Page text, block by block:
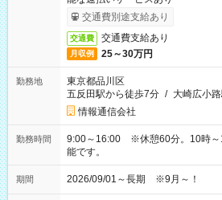
交通費別途支給あり
交通費 交通費支給あり
月収例 25～30万円
勤務地
東京都品川区
五反田駅から徒歩7分 / 大崎広小
情報通信会社
勤務時間
9:00～16:00 ※休憩60分。10時～
能です。
期間 2026/09/01～長期 ※9月～！